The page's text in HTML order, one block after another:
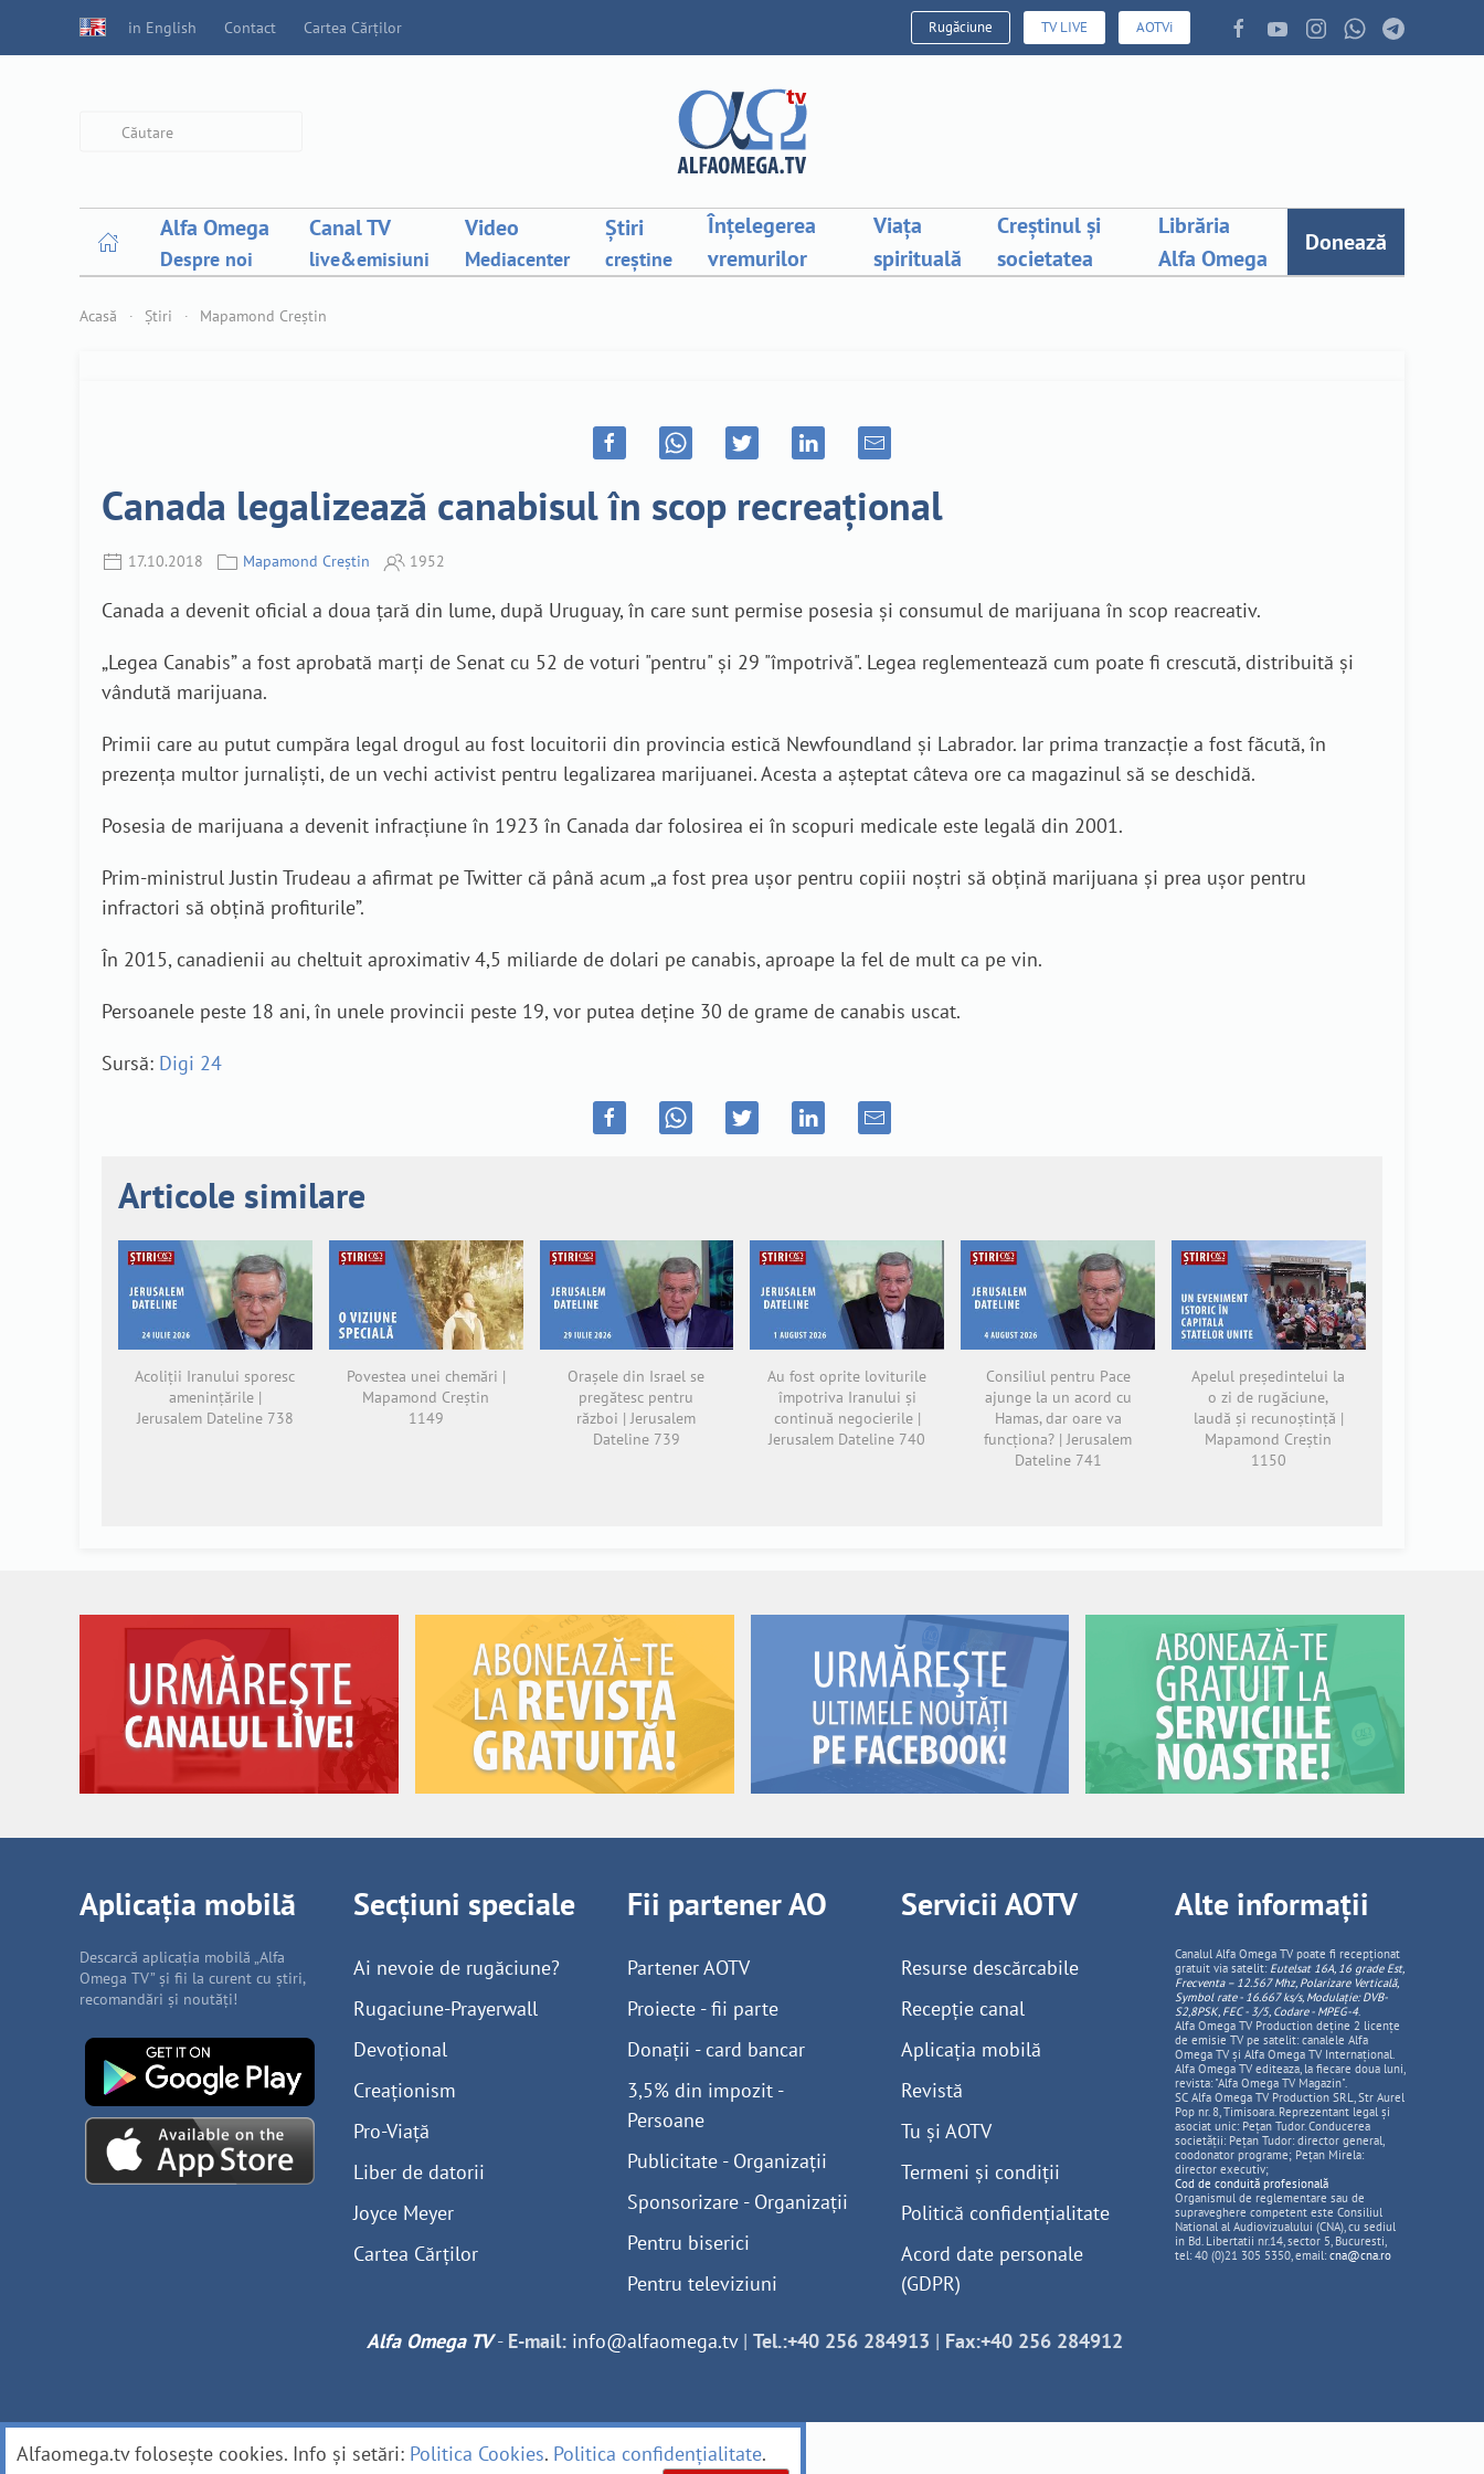
in English Contact Cartea Cărților Rugăciune TV LIVE AOTVi
Alfa Omega
Despre noi
Canal TV
live&emisiuni
Video
Mediacenter
Știri
creștine
Înțelegerea
vremurilor
Viața
spirituală
Creștinul și
societatea
Librăria
Alfa Omega
Donează
Acasă Știri Mapamond Creștin
Canada legalizează canabisul în scop recreațional
17.10.2018 Mapamond Creștin 1952
Canada a devenit oficial a doua ţară din lume, după Uruguay, în care sunt permise posesia şi consumul de marijuana în scop reacreativ.
„Legea Canabis” a fost aprobată marţi de Senat cu 52 de voturi "pentru" şi 29 "împotrivă". Legea reglementează cum poate fi crescută, distribuită şi
vândută marijuana.
Primii care au putut cumpăra legal drogul au fost locuitorii din provincia estică Newfoundland şi Labrador. Iar prima tranzacţie a fost făcută, în
prezenţa multor jurnalişti, de un vechi activist pentru legalizarea marijuanei. Acesta a aşteptat câteva ore ca magazinul să se deschidă.
Posesia de marijuana a devenit infracţiune în 1923 în Canada dar folosirea ei în scopuri medicale este legală din 2001.
Prim-ministrul Justin Trudeau a afirmat pe Twitter că până acum „a fost prea uşor pentru copiii noştri să obţină marijuana şi prea uşor pentru
infractori să obţină profiturile”.
În 2015, canadienii au cheltuit aproximativ 4,5 miliarde de dolari pe canabis, aproape la fel de mult ca pe vin.
Persoanele peste 18 ani, în unele provincii peste 19, vor putea deţine 30 de grame de canabis uscat.
Sursă: Digi 24
Articole similare
Acoliții Iranului sporesc
amenințările |
Jerusalem Dateline 738
Povestea unei chemări |
Mapamond Creștin
1149
Orașele din Israel se
pregătesc pentru
război | Jerusalem
Dateline 739
Au fost oprite loviturile
împotriva Iranului și
continuă negocierile |
Jerusalem Dateline 740
Consiliul pentru Pace
ajunge la un acord cu
Hamas, dar oare va
funcționa? | Jerusalem
Dateline 741
Apelul președintelui la
o zi de rugăciune,
laudă și recunoștință |
Mapamond Creștin
1150
Aplicația mobilă
Descarcă aplicația mobilă „Alfa
Omega TV” și fii la curent cu știri,
recomandări și noutăți!
Secțiuni speciale
Ai nevoie de rugăciune?
Rugaciune-Prayerwall
Devoțional
Creaționism
Pro-Viață
Liber de datorii
Joyce Meyer
Cartea Cărților
Fii partener AO
Partener AOTV
Proiecte - fii parte
Donații - card bancar
3,5% din impozit -
Persoane
Publicitate - Organizații
Sponsorizare - Organizații
Pentru biserici
Pentru televiziuni
Servicii AOTV
Resurse descărcabile
Recepție canal
Aplicația mobilă
Revistă
Tu și AOTV
Termeni și condiții
Politică confidențialitate
Acord date personale
(GDPR)
Alte informații
Canalul Alfa Omega TV poate fi recepționat
gratuit via satelit: Eutelsat 16A, 16 grade Est,
Frecventa – 12.567 Mhz, PolarizareVerticală,
Symbol rate - 16.667 ks/s, Modulație: DVB-
S2,8PSK, FEC - 3/5, Codare - MPEG-4.
Alfa Omega TV Production deține 2 licențe
de emisie TV pe satelit: canalele Alfa
Omega TV și Alfa Omega TV Internațional.
Alfa Omega TV editeaza, la fiecare doua luni,
revista: "Alfa Omega TV Magazin".
SC Alfa Omega TV Production SRL, Str Aurel
Pop nr. 8, Timisoara. Reprezentant legal și
asociat unic: Pețan Tudor. Conducerea
societății: Pețan Tudor: director general,
coodonator programe; Pețan Mirela:
director executiv;
Cod de conduită profesională
Organismul de reglementare sau de
supraveghere competent este Consiliul
National al Audiovizualului (CNA), cu sediul
in Bd. Libertatii nr.14, sector 5, Bucuresti,
tel: 40 (0)21 305 5350, email: cna@cna.ro
Alfa Omega TV- E-mail: info@alfaomega.tv| Tel.:+40 256 284913 | Fax:+40 256 284912
Alfaomega.tv folosește cookies. Info și setări: Politica Cookies. Politica confidențialitate.